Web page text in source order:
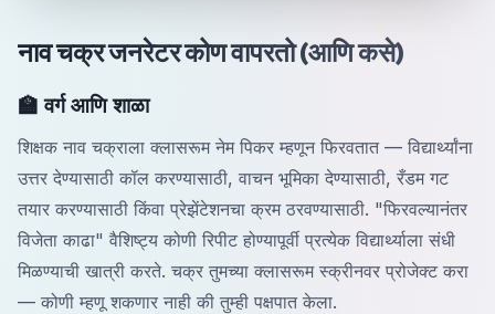
नाव चक्र जनरेटर कोण वापरतो (आणि कसे)
🏫 वर्ग आणि शाळा
शिक्षक नाव चक्राला क्लासरूम नेम पिकर म्हणून फिरवतात — विद्यार्थ्यांना
उत्तर देण्यासाठी कॉल करण्यासाठी, वाचन भूमिका देण्यासाठी, रँडम गट
तयार करण्यासाठी किंवा प्रेझेंटेशनचा क्रम ठरवण्यासाठी. "फिरवल्यानंतर
विजेता काढा" वैशिष्ट्य कोणी रिपीट होण्यापूर्वी प्रत्येक विद्यार्थ्याला संधी
मिळण्याची खात्री करते. चक्र तुमच्या क्लासरूम स्क्रीनवर प्रोजेक्ट करा
— कोणी म्हणू शकणार नाही की तुम्ही पक्षपात केला.